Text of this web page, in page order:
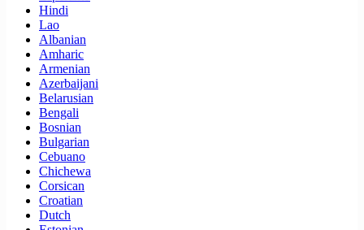
Hindi
Lao
Albanian
Amharic
Armenian
Azerbaijani
Belarusian
Bengali
Bosnian
Bulgarian
Cebuano
Chichewa
Corsican
Croatian
Dutch